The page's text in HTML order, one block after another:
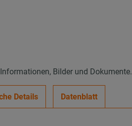
Bilder und Dokumente.
Details Datenblatt